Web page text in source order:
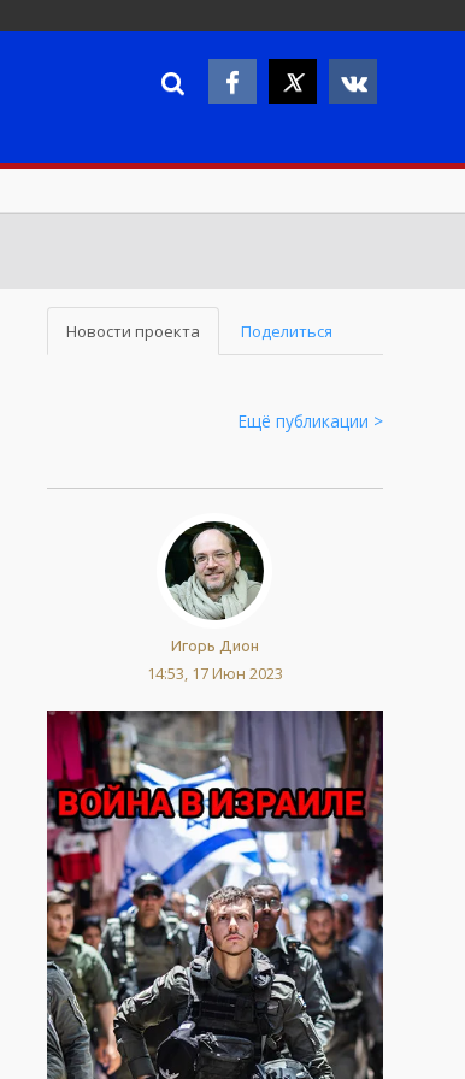
Новости проекта Поделиться
Ещё публикации >
Игорь Дион
14:53, 17 Июн 2023